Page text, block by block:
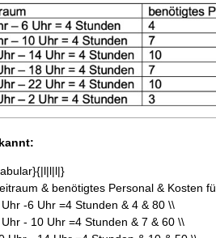
& benötigtes Personal & Kosten
-6 Uhr =4 Stunden & 4 & 80 \\
- 10 Uhr =4 Stunden & 7 & 60 \\